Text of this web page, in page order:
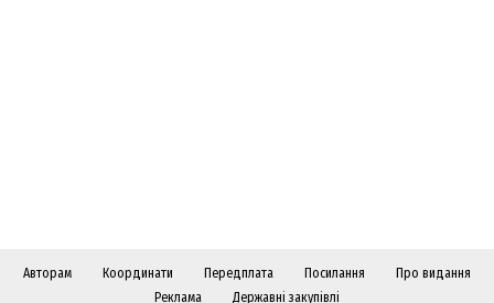
Авторам Координати Передплата Посилання
Про видання
Реклама
Державні закупівлі